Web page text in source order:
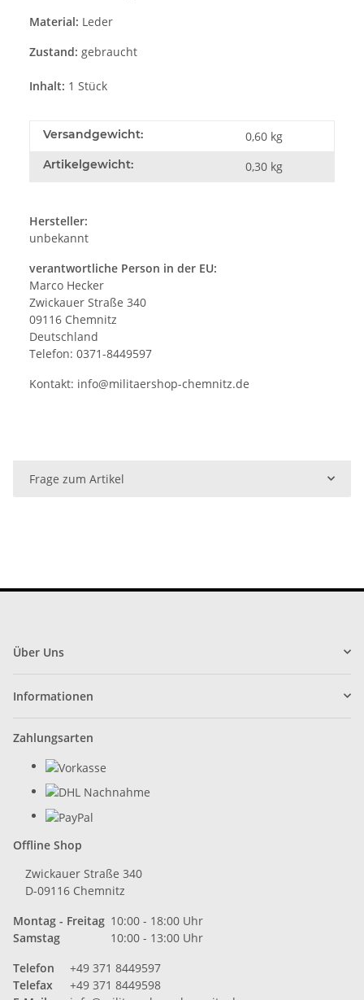
Material: Leder
Zustand: gebraucht
Inhalt: 1 Stück
Versandgewicht: 0,60 kg
Artikelgewicht: 0,30 kg
Hersteller:
unbekannt
verantwortliche Person in der EU:
Marco Hecker
Zwickauer Straße 340
09116 Chemnitz
Deutschland
Telefon: 0371-8449597
Kontakt: info@militaershop-chemnitz.de
Frage zum Artikel
Über Uns
Informationen
Zahlungsarten
Offline Shop
Zwickauer Straße 340
D-09116 Chemnitz
Montag - Freitag 10:00 - 18:00 Uhr
Samstag
10:00 - 13:00 Uhr
Telefon
+49 371 8449597
Telefax
+49 371 8449598